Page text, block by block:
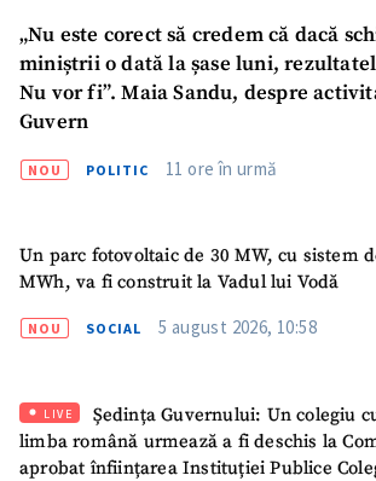
„Nu este corect să credem că dacă
miniștrii o dată la șase luni,
Nu vor fi”. Maia Sandu, despre
Guvern
NOU POLITIC 11 ore în urmă
Un parc fotovoltaic de 30 MW, cu sistem
MWh, va fi construit la Vadul lui Vodă
NOU SOCIAL 5 august 2026, 10:58
LIVE
Ședința Guvernului: Un colegiu
limba română urmează a fi deschis la
aprobat înființarea Instituției Publice